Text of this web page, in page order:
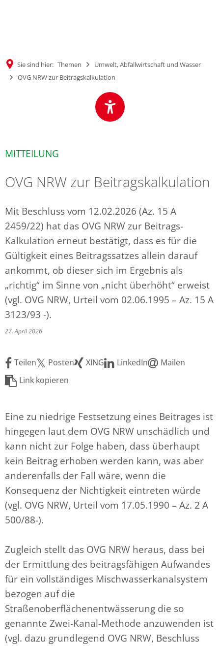
Sie sind hier: Themen
Umwelt, Abfallwirtschaft und Wasser
OVG NRW zur Beitragskalkulation
MITTEILUNG
OVG NRW zur Beitragskalkulation
Mit Beschluss vom 12.02.2026 (Az. 15 A
2459/22) hat das OVG NRW zur Beitrags-
Kalkulation erneut bestätigt, dass es für die
Gültigkeit eines Beitragssatzes allein darauf
ankommt, ob dieser sich im Ergebnis als
„richtig“ im Sinne von „nicht überhöht“ erweist
(vgl. OVG NRW, Urteil vom 02.06.1995 – Az. 15 A
3123/93 -).
27. April 2026
Teilen Posten XING LinkedIn
Mailen
Link kopieren
Eine zu niedrige Festsetzung eines Beitrages ist
hingegen laut dem OVG NRW unschädlich und
kann nicht zur Folge haben, dass überhaupt
kein Beitrag erhoben werden kann, was aber
anderenfalls der Fall wäre, wenn die
Konsequenz der Nichtigkeit eintreten würde
(vgl. OVG NRW, Urteil vom 17.05.1990 – Az. 2 A
500/88-).
Zugleich stellt das OVG NRW heraus, dass bei
der Ermittlung des beitragsfähigen Aufwandes
für ein vollständiges Mischwasserkanalsystem
bezogen auf die
Straßenoberflächenentwässerung die so
genannte Zwei-Kanal-Methode anzuwenden ist
(vgl. dazu grundlegend OVG NRW, Beschluss